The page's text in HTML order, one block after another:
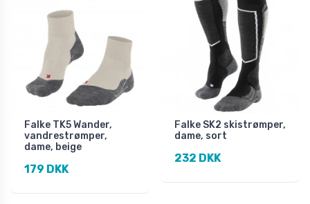
Falke TK5 Wander,
vandrestrømper,
dame, beige
179 DKK
Falke SK2 skistrømper,
dame, sort
232 DKK